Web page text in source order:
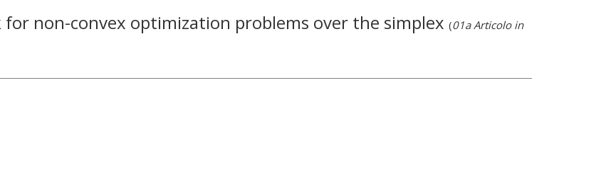
non-convex optimization problems over the simplex (01a Articolo in